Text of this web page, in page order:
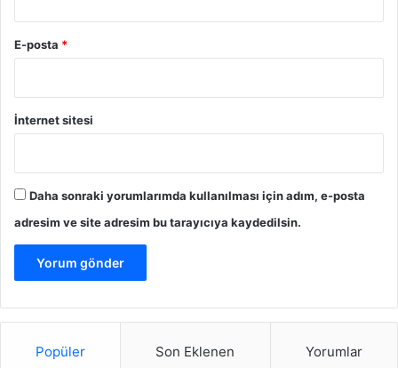
E-posta *
İnternet sitesi
Daha sonraki yorumlarımda kullanılması için adım, e-posta
adresim ve site adresim bu tarayıcıya kaydedilsin.
Popüler Son Eklenen Yorumlar